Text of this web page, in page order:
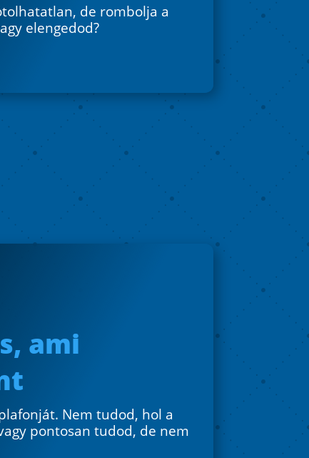
de rombolja a
elengedod?
ami
Nem tudod, hol a
pontosan tudod, de nem